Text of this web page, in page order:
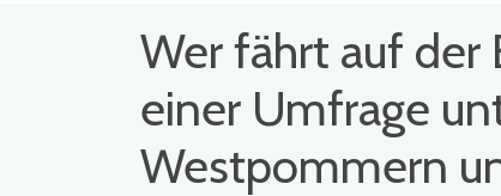
Wer fährt auf der
einer Umfrage
Westpommern